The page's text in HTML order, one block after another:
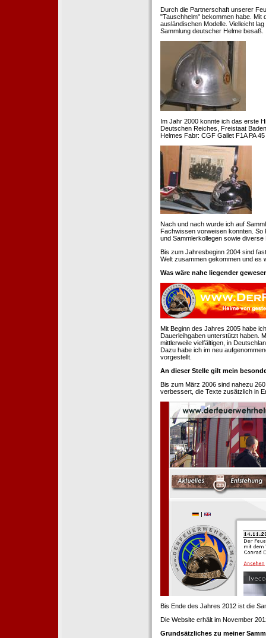
Durch die Partnerschaft unserer
"Tauschhelm" bekommen habe. Mit
ausländischen Modelle. Vielleicht
Sammlung deutscher Helme besaß.
Im Jahr 2000 konnte ich das erste
Deutschen Reiches, Freistaat
Helmes Fabr: CGF Gallet F1A PA
Nach und nach wurde ich auf
Fachwissen vorweisen konnten. So
und Sammlerkollegen sowie
Bis zum Jahresbeginn 2004 sind
Welt zusammen gekommen und es
Was wäre nahe liegender
Mit Beginn des Jahres 2005 habe
Dauerleihgaben unterstützt haben.
mittlerweile vielfältigen, in
Dazu habe ich im neu
vorgestellt.
An dieser Stelle gilt mein
Bis zum März 2006 sind nahezu
verbessert, die Texte zusätzlich in
Bis Ende des Jahres 2012 ist die
Die Website erhält im November
Grundsätzliches zu meiner